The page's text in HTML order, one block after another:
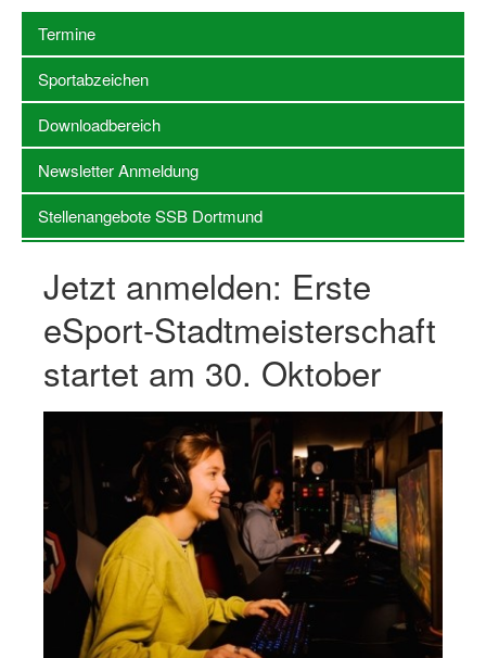
Stellenangebote SSB Dortmund
Vereine
Vereinssuche
Übungsleiterbörse
Sportanlagen in Dortmund
Olympiabewerbung
Kinderschutz im Sport
Fördermöglichkeiten
Vereinsberatung
Wege zur Kooperation
Villa Froschloch
Log-in "Vereine"
Qualifizierung
SSB Qualifizierungen
Übersicht Qualifizierungswege
Termine
Sportabzeichen
Downloadbereich
Newsletter Anmeldung
Stellenangebote SSB Dortmund
Jetzt anmelden: Erste
eSport-Stadtmeisterschaft
startet am 30. Oktober